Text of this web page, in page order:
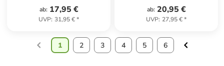
ab: 17,95 €
UVP: 31,95 €*
ab: 20,95 €
UVP: 27,95 €*
1 2 3 4 5 6